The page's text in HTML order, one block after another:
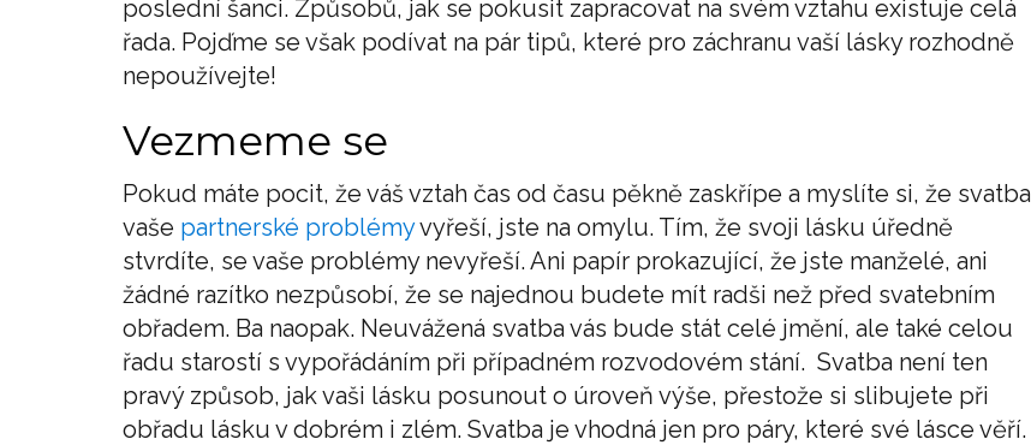
poslední šanci. Způsobů, jak se pokusit zapracovat na svém vztahu existuje celá
řada. Pojďme se však podívat na pár tipů, které pro záchranu vaší lásky rozhodně
nepoužívejte!
Vezmeme se
Pokud máte pocit, že váš vztah čas od času pěkně zaskřípe a myslíte si, že svatba
vaše partnerské problémyvyřeší, jste na omylu. Tím, že svoji lásku úředně
stvrdíte, se vaše problémy nevyřeší. Ani papír prokazující, že jste manželé, ani
žádné razítko nezpůsobí, že se najednou budete mít radši než před svatebním
obřadem. Ba naopak. Neuvážená svatba vás bude stát celé jmění, ale také celou
řadu starostí s vypořádáním při případném rozvodovém stání. Svatba není ten
pravý způsob, jak vaši lásku posunout o úroveň výše, přestože si slibujete při
obřadu lásku v dobrém i zlém. Svatba je vhodná jen pro páry, které své lásce věří.